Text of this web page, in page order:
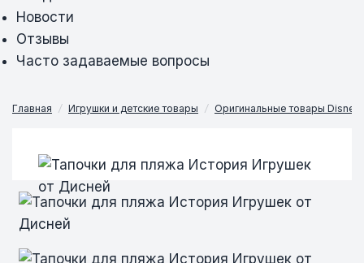
Новости
Отзывы
Часто задаваемые вопросы
Главная / Игрушки и детские товары / Оригинальные товары Disney
Дисней
Дисней
Дисней